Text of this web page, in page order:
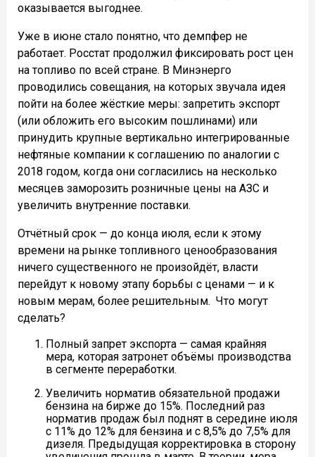
оказывается выгоднее.
Уже в июне стало понятно, что демпфер не
работает. Росстат продолжил фиксировать рост цен
на топливо по всей стране. В Минэнерго
проводились совещания, на которых звучала идея
пойти на более жёсткие меры: запретить экспорт
(или обложить его высоким пошлинами) или
принудить крупные вертикально интегрированные
нефтяные компании к соглашению по аналогии с
2018 годом, когда они согласились на несколько
месяцев заморозить розничные цены на АЗС и
увеличить внутренние поставки.
Отчётный срок — до конца июля, если к этому
времени на рынке топливного ценообразования
ничего существенного не произойдёт, власти
перейдут к новому этапу борьбы с ценами — и к
новым мерам, более решительным. Что могут
сделать?
Полный запрет экспорта — самая крайняя
мера, которая затронет объёмы производства
в сегменте переработки.
Увеличить норматив обязательной продажи
бензина на бирже до 15%. Последний раз
норматив продаж был поднят в середине июля
с 11% до 12% для бензина и с 8,5% до 7,5% для
дизеля. Предыдущая корректировка в сторону